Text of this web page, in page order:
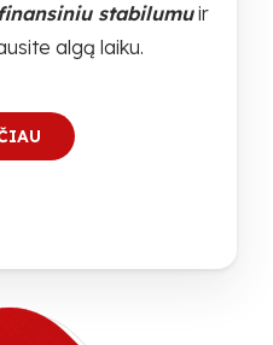
finansiniu stabilumuir
algą laiku.